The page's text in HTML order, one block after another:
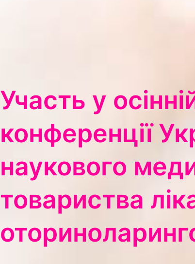
Участь у
конференції
наукового
товариства